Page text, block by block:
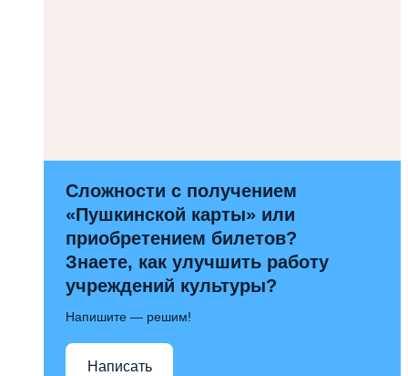
Сложности с получением
«Пушкинской карты» или
приобретением билетов?
Знаете, как улучшить работу
учреждений культуры?
Напишите — решим!
Написать